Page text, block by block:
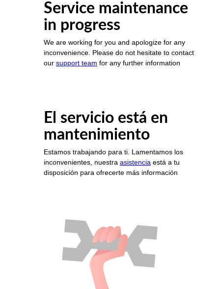
Service maintenance
in progress
We are working for you and apologize for any
inconvenience. Please do not hesitate to contact
our support team for any further information
El servicio está en
mantenimiento
Estamos trabajando para ti. Lamentamos los
inconvenientes, nuestra asistencia está a tu
disposición para ofrecerte más información